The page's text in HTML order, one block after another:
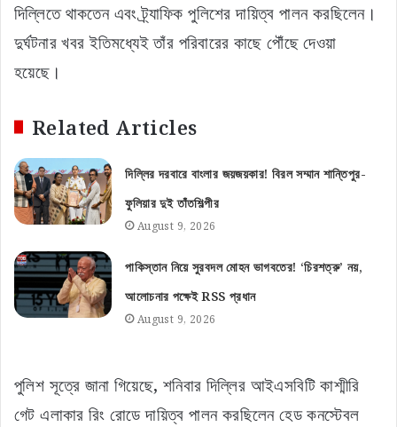
দিল্লিতে থাকতেন এবং ট্র্যাফিক পুলিশের দায়িত্ব পালন করছিলেন।
দুর্ঘটনার খবর ইতিমধ্যেই তাঁর পরিবারের কাছে পৌঁছে দেওয়া
হয়েছে।
Related Articles
দিল্লির দরবারে বাংলার জয়জয়কার! বিরল সম্মান শান্তিপুর-
ফুলিয়ার দুই তাঁতশিল্পীর
August 9, 2026
পাকিস্তান নিয়ে সুরবদল মোহন ভাগবতের! ‘চিরশত্রু’ নয়,
আলোচনার পক্ষেই RSS প্রধান
August 9, 2026
পুলিশ সূত্রে জানা গিয়েছে, শনিবার দিল্লির আইএসবিটি কাশ্মীরি
গেট এলাকার রিং রোডে দায়িত্ব পালন করছিলেন হেড কনস্টেবল